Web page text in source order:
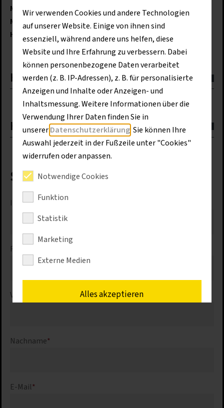
Max. Windenseilzug
2 x 200 kN
Max. Auslegerlänge
50,00 m
Hersteller
Liebherr
HS 8100.1
HS 8130.1
Sprechen Sie uns gerne an
Ich interessiere mich für das Produkt:
Firma
Vorname
Nachname*
E-Mail*
Wir verwenden Cookies und andere Technologien
auf unserer Website. Einige von ihnen sind
essenziell, während andere uns helfen, diese
Website und Ihre Erfahrung zu verbessern. Dabei
können personenbezogene Daten verarbeitet
werden (z. B. IP-Adressen), z. B. für personalisierte
Anzeigen und Inhalte oder Anzeigen- und
Inhaltsmessung. Weitere Informationen über die
Verwendung Ihrer Daten finden Sie in
unsererDatenschutzerklärung . Sie können Ihre
Auswahl jederzeit in der Fußzeile unter "Cookies"
widerrufen oder anpassen.
Notwendige Cookies
Funktion
Statistik
Marketing
Externe Medien
Alles akzeptieren